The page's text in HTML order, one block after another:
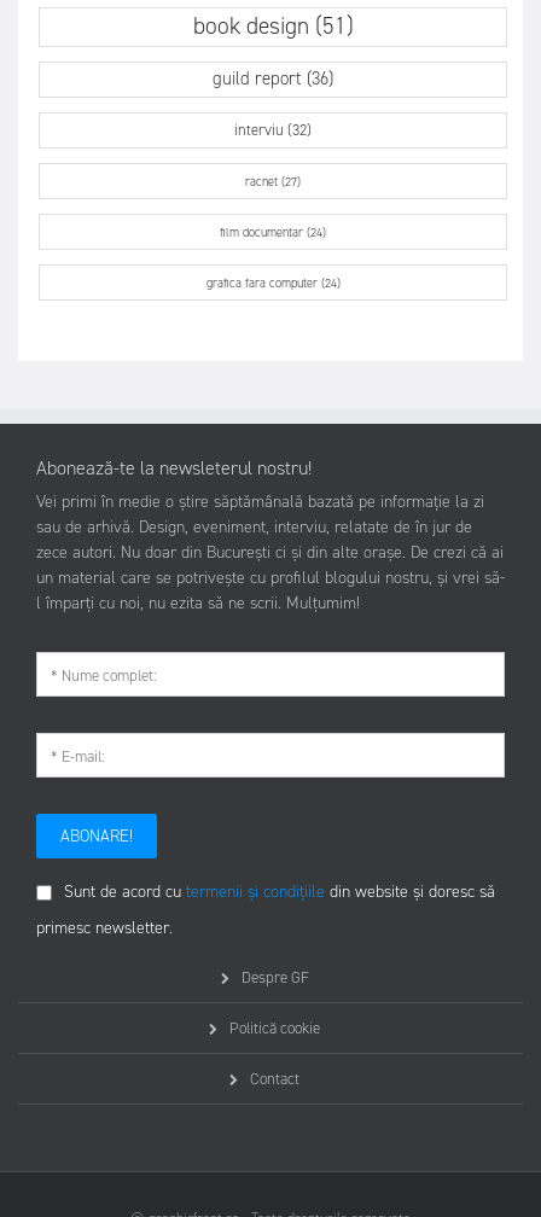
book design (51)
guild report (36)
interviu (32)
racnet (27)
film documentar (24)
grafica fara computer (24)
Abonează-te la newsleterul nostru!
Vei primi în medie o știre săptămânală bazată pe informație la zi
sau de arhivă. Design, eveniment, interviu, relatate de în jur de
zece autori. Nu doar din București ci și din alte orașe. De crezi că ai
un material care se potrivește cu profilul blogului nostru, și vrei să-
l împarți cu noi, nu ezita să ne scrii. Mulțumim!
ABONARE!
Sunt de acord cu termenii și condițiile din website și doresc să
primesc newsletter.
Despre GF
Politică cookie
Contact